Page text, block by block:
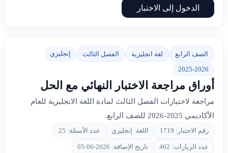
الدخول إلى الاختبار
الصف الرابع لغة انجليزية الفصل الثالث إنجليزي
2025-2026
أوراق مراجعة الاختبار النهائي مع الحل
مراجعة لاختبارات الفصل الثالث لمادة اللغة الانجليزية للعام
الأكاديمي 2025-2026 للصف الرابع.
رقم الاختبار: 1719 اللغة: إنجليزي عدد الأسئلة: 25
عدد الزيارات: 462 تاريخ الإضافة: 2026-06-05